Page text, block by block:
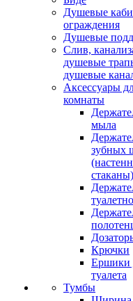
Душевые
ограждения
Душевые
Слив,
душевые
душевые
Аксессуары
комнаты
мыла
зубных
стаканы)
Крючки
Ершики
туалета
Тумбы